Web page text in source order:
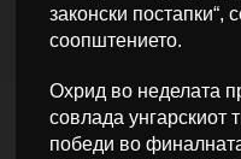
законски постапки“,
соопштението.
Охрид во неделата
совлада унгарскиот
победи во